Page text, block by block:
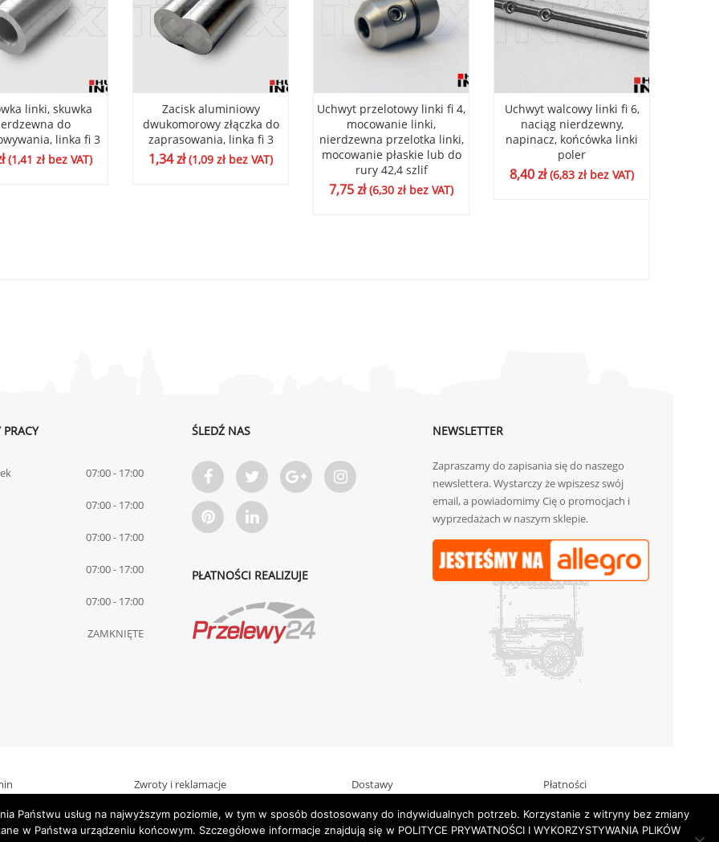
linki, skuwka
do
linka fi 3
(1,41 złbez VAT)
Zacisk aluminiowy
dwukomorowy złączka do
zaprasowania, linka fi 3
1,34zł (1,09 złbez VAT)
Uchwyt przelotowy linki fi 4,
mocowanie linki,
nierdzewna przelotka linki,
mocowanie płaskie lub do
rury 42,4 szlif
7,75zł (6,30 złbez VAT)
Uchwyt walcowy linki fi 6,
naciąg nierdzewny,
napinacz, końcówka linki
poler
8,40zł (6,83 złbez VAT)
07:00 - 17:00
07:00 - 17:00
07:00 - 17:00
07:00 - 17:00
07:00 - 17:00
ZAMKNIĘTE
ŚLEDŹ NAS
PŁATNOŚCI REALIZUJE
NEWSLETTER
Zapraszamy do zapisania się do naszego
newslettera. Wystarczy że wpiszesz swój
email, a powiadomimy Cię o promocjach i
wyprzedażach w naszym sklepie.
Zwroty i reklamacje Dostawy Płatności
Państwu usług na najwyższym poziomie, w tym w sposób dostosowany do indywidualnych potrzeb. Korzystanie z witryny bez zmiany
w Państwa urządzeniu końcowym. Szczegółowe informacje znajdują się w POLITYCE PRYWATNOŚCI I WYKORZYSTYWANIA PLIKÓW